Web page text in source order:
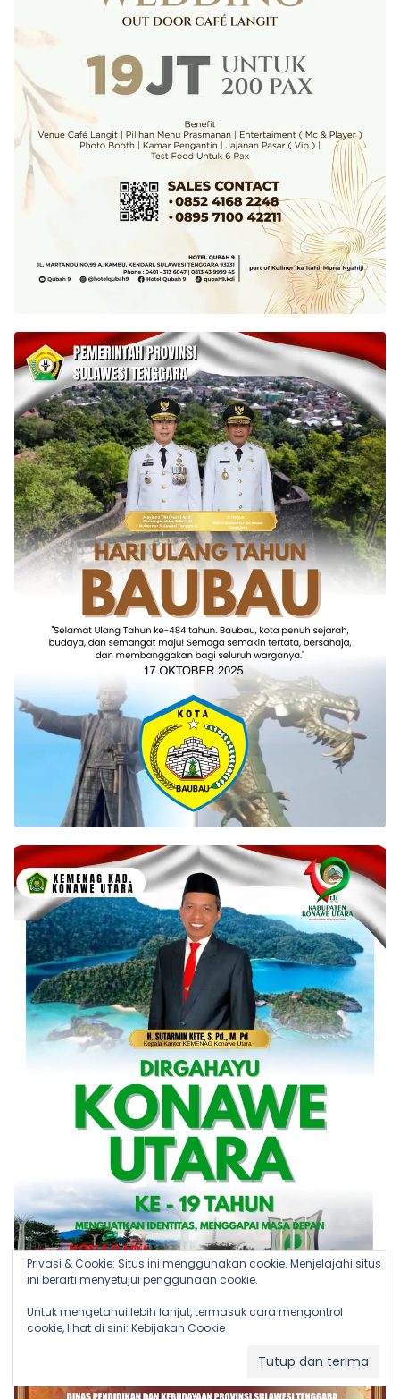
Privasi & Cookie: Situs ini menggunakan cookie. Menjelajahi situs
ini berarti menyetujui penggunaan cookie.
Untuk mengetahui lebih lanjut, termasuk cara mengontrol
cookie, lihat di sini: Kebijakan Cookie